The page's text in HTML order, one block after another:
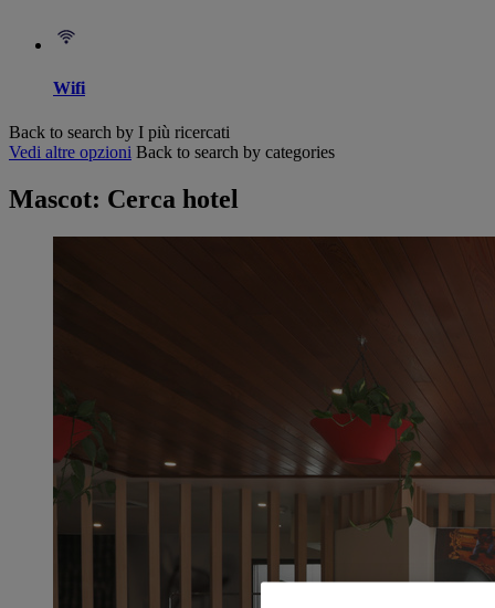
Wifi
Back to search by I più ricercati
Vedi altre opzioni Back to search by categories
Mascot: Cerca hotel